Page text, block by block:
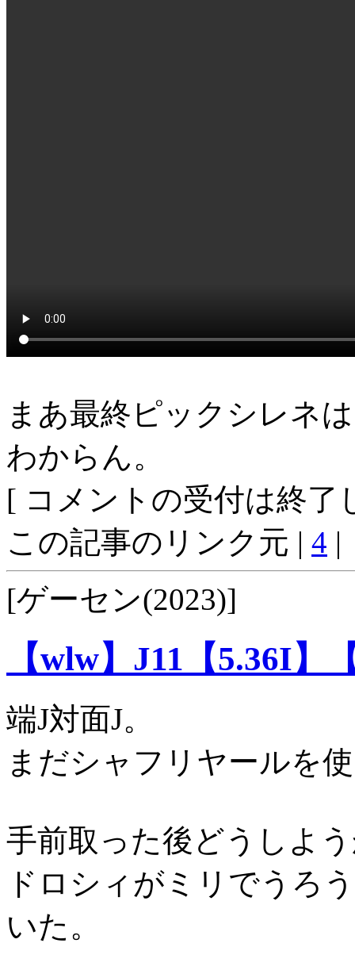
まあ最終ピックシレネ
わからん。
[ コメントの受付は終了
この記事のリンク元 | 4 |
[ゲーセン(2023)]
【wlw】J11【5.36I】
端J対面J。
まだシャフリヤールを
手前取った後どうしよ
ドロシィがミリでうろ
いた。